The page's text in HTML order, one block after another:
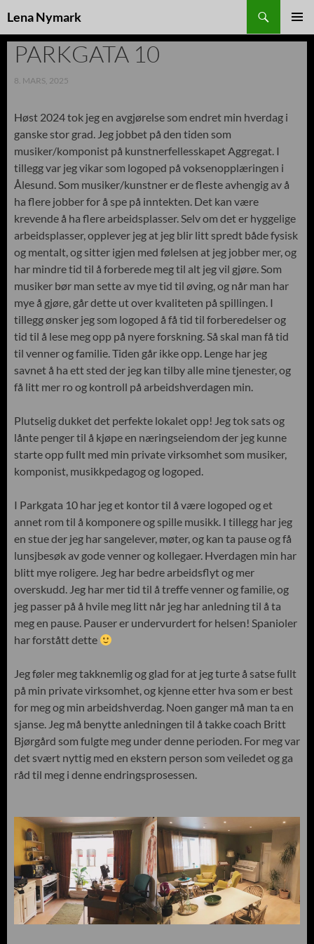
Lena Nymark
TIL
INNHOLD
PARKGATA 10
8. MARS, 2025
Høst 2024 tok jeg en avgjørelse som endret min hverdag i
ganske stor grad. Jeg jobbet på den tiden som
musiker/komponist på kunstnerfellesskapet Aggregat. I
tillegg var jeg vikar som logoped på voksenopplæringen i
Ålesund. Som musiker/kunstner er de fleste avhengig av å
ha flere jobber for å spe på inntekten. Det kan være
krevende å ha flere arbeidsplasser. Selv om det er hyggelige
arbeidsplasser, opplever jeg at jeg blir litt spredt både fysisk
og mentalt, og sitter igjen med følelsen at jeg jobber mer, og
har mindre tid til å forberede meg til alt jeg vil gjøre. Som
musiker bør man sette av mye tid til øving, og når man har
mye å gjøre, går dette ut over kvaliteten på spillingen. I
tillegg ønsker jeg som logoped å få tid til forberedelser og
tid til å lese meg opp på nyere forskning. Så skal man få tid
til venner og familie. Tiden går ikke opp. Lenge har jeg
savnet å ha ett sted der jeg kan tilby alle mine tjenester, og
få litt mer ro og kontroll på arbeidshverdagen min.
Plutselig dukket det perfekte lokalet opp! Jeg tok sats og
lånte penger til å kjøpe en næringseiendom der jeg kunne
starte opp fullt med min private virksomhet som musiker,
komponist, musikkpedagog og logoped.
I Parkgata 10 har jeg et kontor til å være logoped og et
annet rom til å komponere og spille musikk. I tillegg har jeg
en stue der jeg har sangelever, møter, og kan ta pause og få
lunsjbesøk av gode venner og kollegaer. Hverdagen min har
blitt mye roligere. Jeg har bedre arbeidsflyt og mer
overskudd. Jeg har mer tid til å treffe venner og familie, og
jeg passer på å hvile meg litt når jeg har anledning til å ta
meg en pause. Pauser er undervurdert for helsen! Spanioler
har forstått dette
Jeg føler meg takknemlig og glad for at jeg turte å satse fullt
på min private virksomhet, og kjenne etter hva som er best
for meg og min arbeidshverdag. Noen ganger må man ta en
sjanse. Jeg må benytte anledningen til å takke coach Britt
Bjørgård som fulgte meg under denne perioden. For meg var
det svært nyttig med en ekstern person som veiledet og ga
råd til meg i denne endringsprosessen.